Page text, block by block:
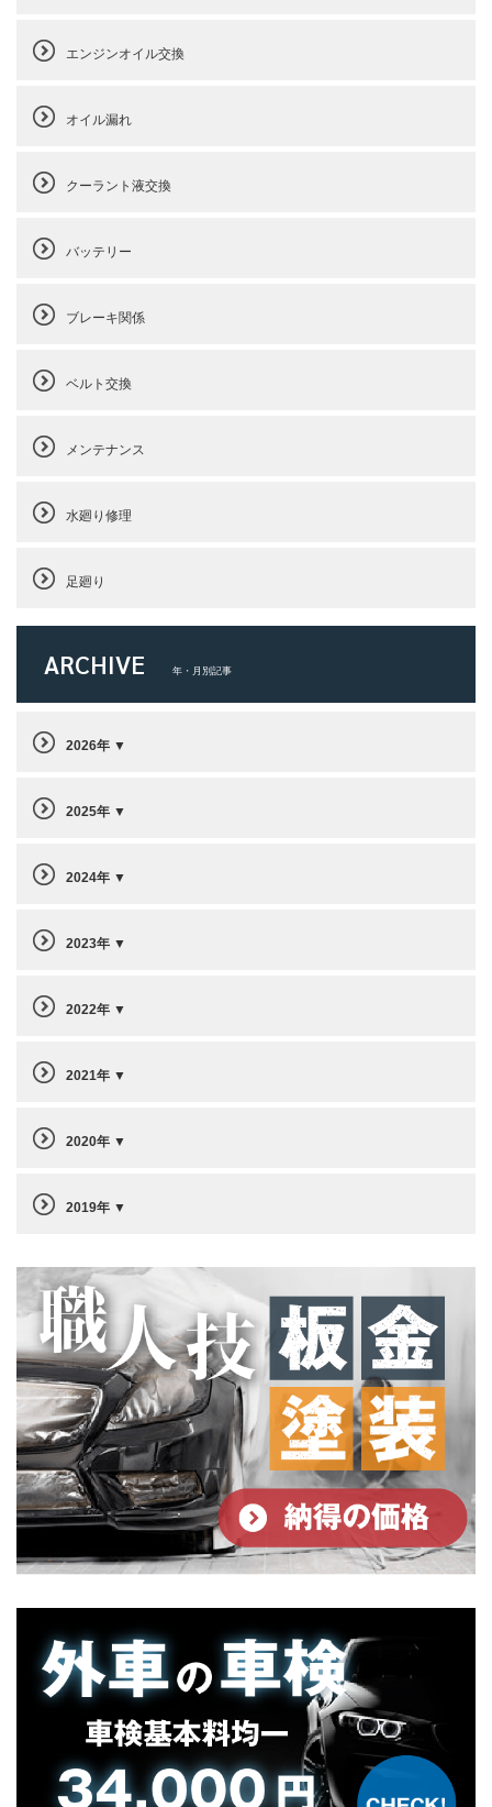
エンジンオイル交換
オイル漏れ
クーラント液交換
バッテリー
ブレーキ関係
ベルト交換
メンテナンス
水廻り修理
足廻り
ARCHIVE 年・月別記事
2026年
2025年
2024年
2023年
2022年
2021年
2020年
2019年